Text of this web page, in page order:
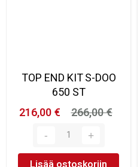
TOP END KIT S-DOO
650 ST
216,00 €
266,00 €